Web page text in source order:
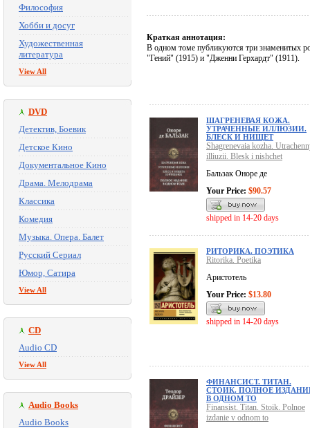
Философия
Хобби и досуг
Художественная
литература
View All
DVD
Детектив, Боевик
Детское Кино
Документальное Кино
Драма. Мелодрама
Классика
Комедия
Музыка. Опера. Балет
Русский Сериал
Юмор, Сатира
View All
CD
Audio CD
View All
Audio Books
Audio Books
Краткая аннотация:
В одном томе публикуются три знаменитых
"Гений" (1915) и "Дженни Герхардт" (1911).
ШАГРЕНЕВАЯ КОЖА.
УТРАЧЕННЫЕ ИЛЛЮЗИИ.
БЛЕСК И НИЩЕТ
Shagrenevaia kozha.
illiuzii. Blesk i nishchet
Бальзак Оноре де
Your Price: $90.57
shipped in 14-20 days
РИТОРИКА. ПОЭТИКА
Ritorika. Poetika
Аристотель
Your Price: $13.80
shipped in 14-20 days
ФИНАНСИСТ. ТИТАН.
СТОИК. ПОЛНОЕ
В ОДНОМ ТО
Finansist. Titan. Stoik. Polnoe
izdanie v odnom to